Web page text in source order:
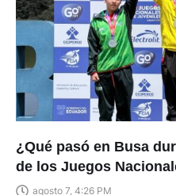
de los Juegos
agosto 7, 4:26 PM
By Ismael Alvarado